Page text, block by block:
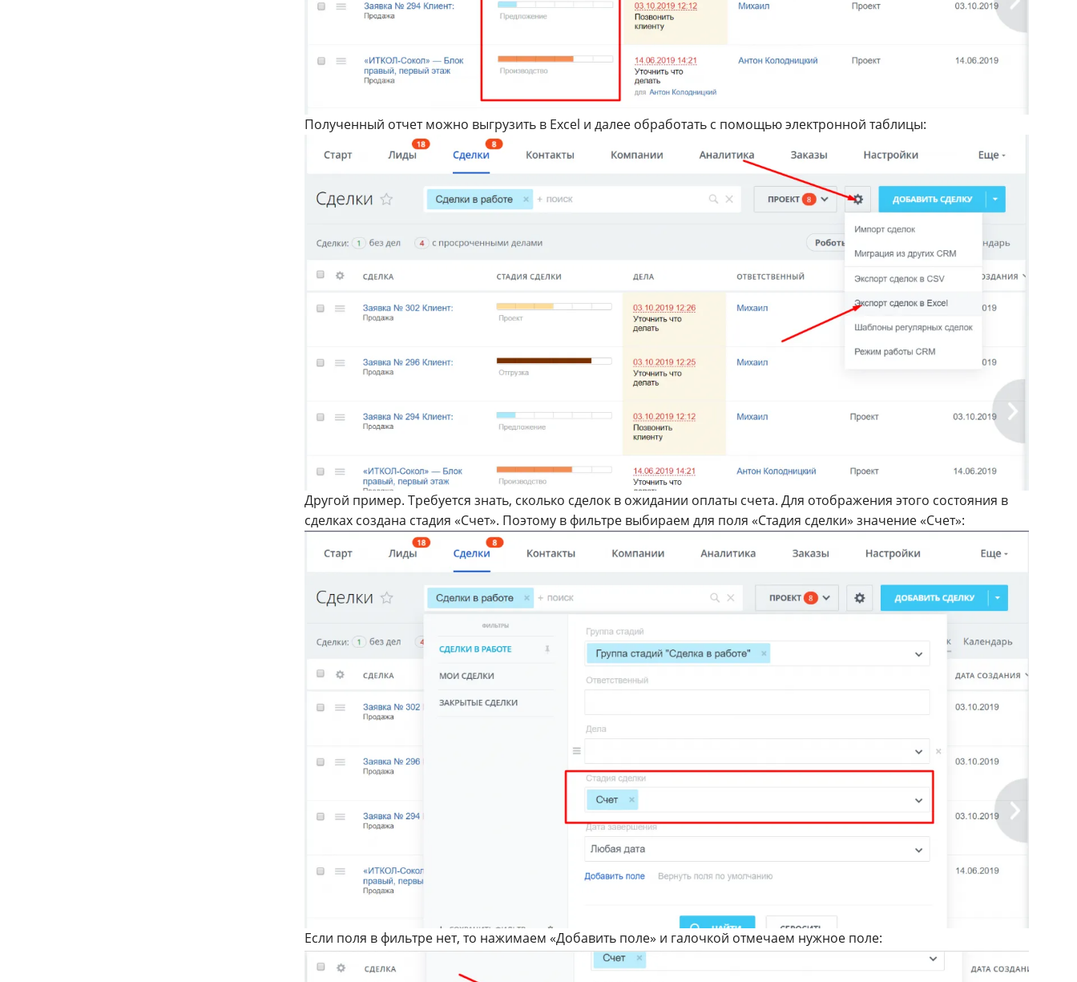
Полученный отчет можно выгрузить в Excel и далее обработать с помощью электронной таблицы:
Другой пример. Требуется знать, сколько сделок в ожидании оплаты счета. Для отображения этого состояния в
сделках создана стадия «Счет». Поэтому в фильтре выбираем для поля «Стадия сделки» значение «Счет»:
Если поля в фильтре нет, то нажимаем «Добавить поле» и галочкой отмечаем нужное поле: